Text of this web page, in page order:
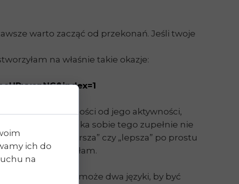
warto zacząć od przekonań. Jeśli twoje
na właśnie takie okazje:
metod, w zależności od jego aktywności,
moja koleżanka sobie tego zupełnie nie
nie jest „gorsza” czy „lepsza” po prostu
i tam cię odsyłam.
rzeczy – może dwa języki, by być
ich do
na